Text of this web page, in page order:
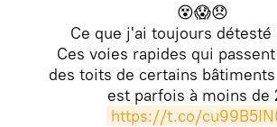
😵😱😞
Ce que j'ai toujours détesté
Ces voies rapides qui
des toits de certains
est parfois à moins de
https://t.co/